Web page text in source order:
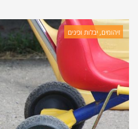
זיהומים, יבלות וכינים